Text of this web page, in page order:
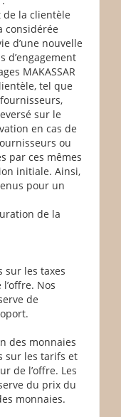
la clientèle
considérée
d’une nouvelle
d’engagement
MAKASSAR
tel que
sur le
en cas de
ou
par ces mêmes
initiale. Ainsi,
pour un
de la
sur les taxes
Nos
de
des monnaies
sur les tarifs et
de l’offre. Les
du prix du
monnaies.